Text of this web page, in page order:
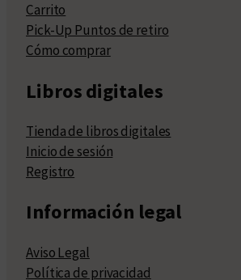
Carrito
Pick-Up Puntos de retiro
Cómo comprar
Libros digitales
Tienda de libros digitales
Inicio de sesión
Registro
Información legal
Aviso Legal
Política de privacidad